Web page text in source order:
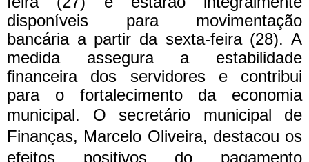
disponíveis para movimentação
bancária a partir da sexta-feira (28). A
medida assegura a estabilidade
financeira dos servidores e contribui
para o fortalecimento da economia
municipal. O secretário municipal de
Finanças, Marcelo Oliveira, destacou os
efeitos positivos do pagamento